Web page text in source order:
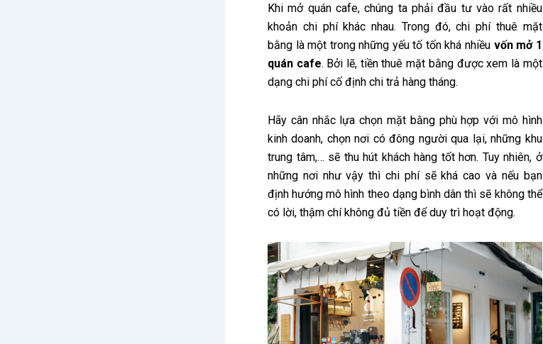
Khi mở quán cafe, chúng ta phải đầu tư vào rất nhiều
khoản chi phí khác nhau. Trong đó, chi phí thuê mặt
bằng là một trong những yếu tố tốn khá nhiều vốn mở 1
quán cafe. Bởi lẽ, tiền thuê mặt bằng được xem là một
dạng chi phí cố định chi trả hàng tháng.
Hãy cân nhắc lựa chọn mặt bằng phù hợp với mô hình
kinh doanh, chọn nơi có đông người qua lại, những khu
trung tâm,… sẽ thu hút khách hàng tốt hơn. Tuy nhiên, ở
những nơi như vậy thì chi phí sẽ khá cao và nếu bạn
định hướng mô hình theo dạng bình dân thì sẽ không thể
có lời, thậm chí không đủ tiền để duy trì hoạt động.